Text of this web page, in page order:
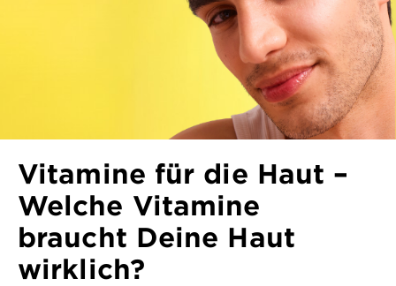
DIAGNOSTIK
ENTDECKEN
Unsere
Inhaltsstoffe
Neu!
Vitamine für die Haut –
Welche Vitamine
braucht Deine Haut
wirklich?